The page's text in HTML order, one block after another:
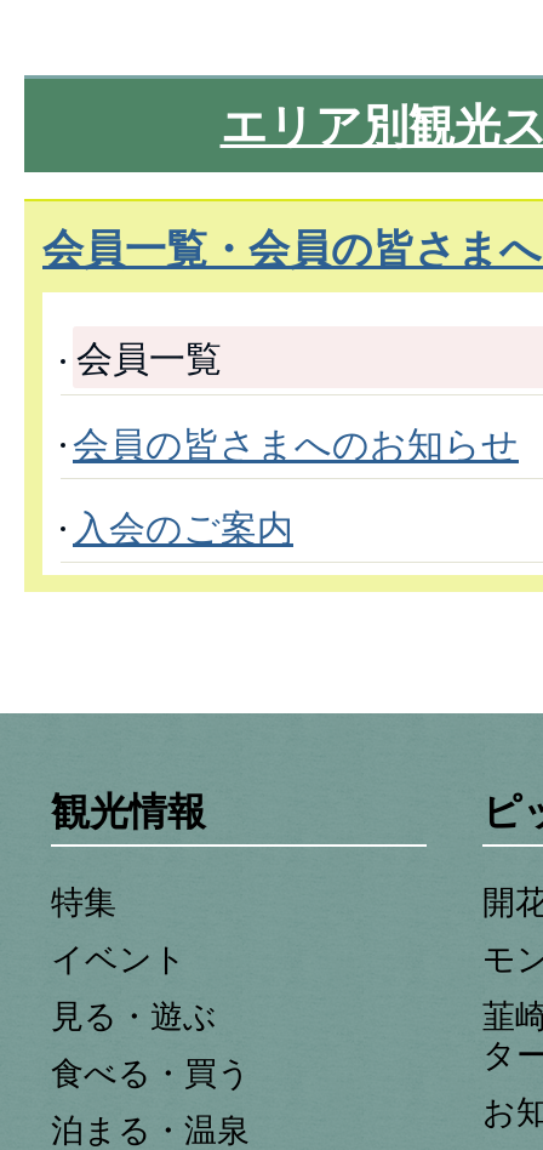
エリア別観光
会員一覧・会員の皆さま
会員一覧
会員の皆さまへのお知らせ
入会のご案内
観光情報
特集
イベント
見る・遊ぶ
食べる・買う
泊まる・温泉
ピ
開
モ
韮
タ
お